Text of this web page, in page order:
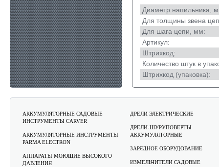
Диаметр напильника,
Для толщины звена
Для шага цепи, мм:
Артикул:
Штрихкод:
Количество штук в
Штрихкод (упаковка):
АККУМУЛЯТОРНЫЕ САДОВЫЕ
ИНСТРУМЕНТЫ CARVER
АККУМУЛЯТОРНЫЕ ИНСТРУМЕНТЫ
PARMA ELECTRON
АППАРАТЫ МОЮЩИЕ ВЫСОКОГО
ДАВЛЕНИЯ
ДРЕЛИ ЭЛЕКТРИЧЕСКИЕ
ДРЕЛИ-ШУРУПОВЕРТЫ
АККУМУЛЯТОРНЫЕ
ЗАРЯДНОЕ ОБОРУДОВАНИЕ
ИЗМЕЛЬЧИТЕЛИ САДОВЫЕ